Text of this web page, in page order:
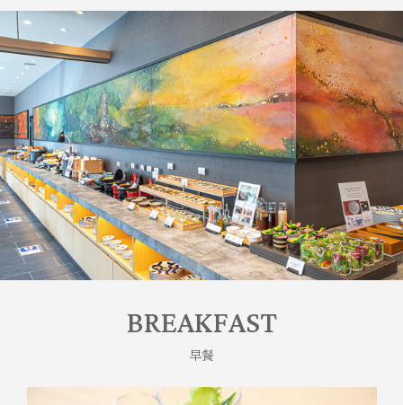
BREAKFAST
早餐